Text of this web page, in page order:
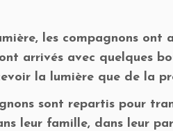
les compagnons ont
arrivés avec quelques
la lumière que de la
sont repartis pour
leur famille, dans leur